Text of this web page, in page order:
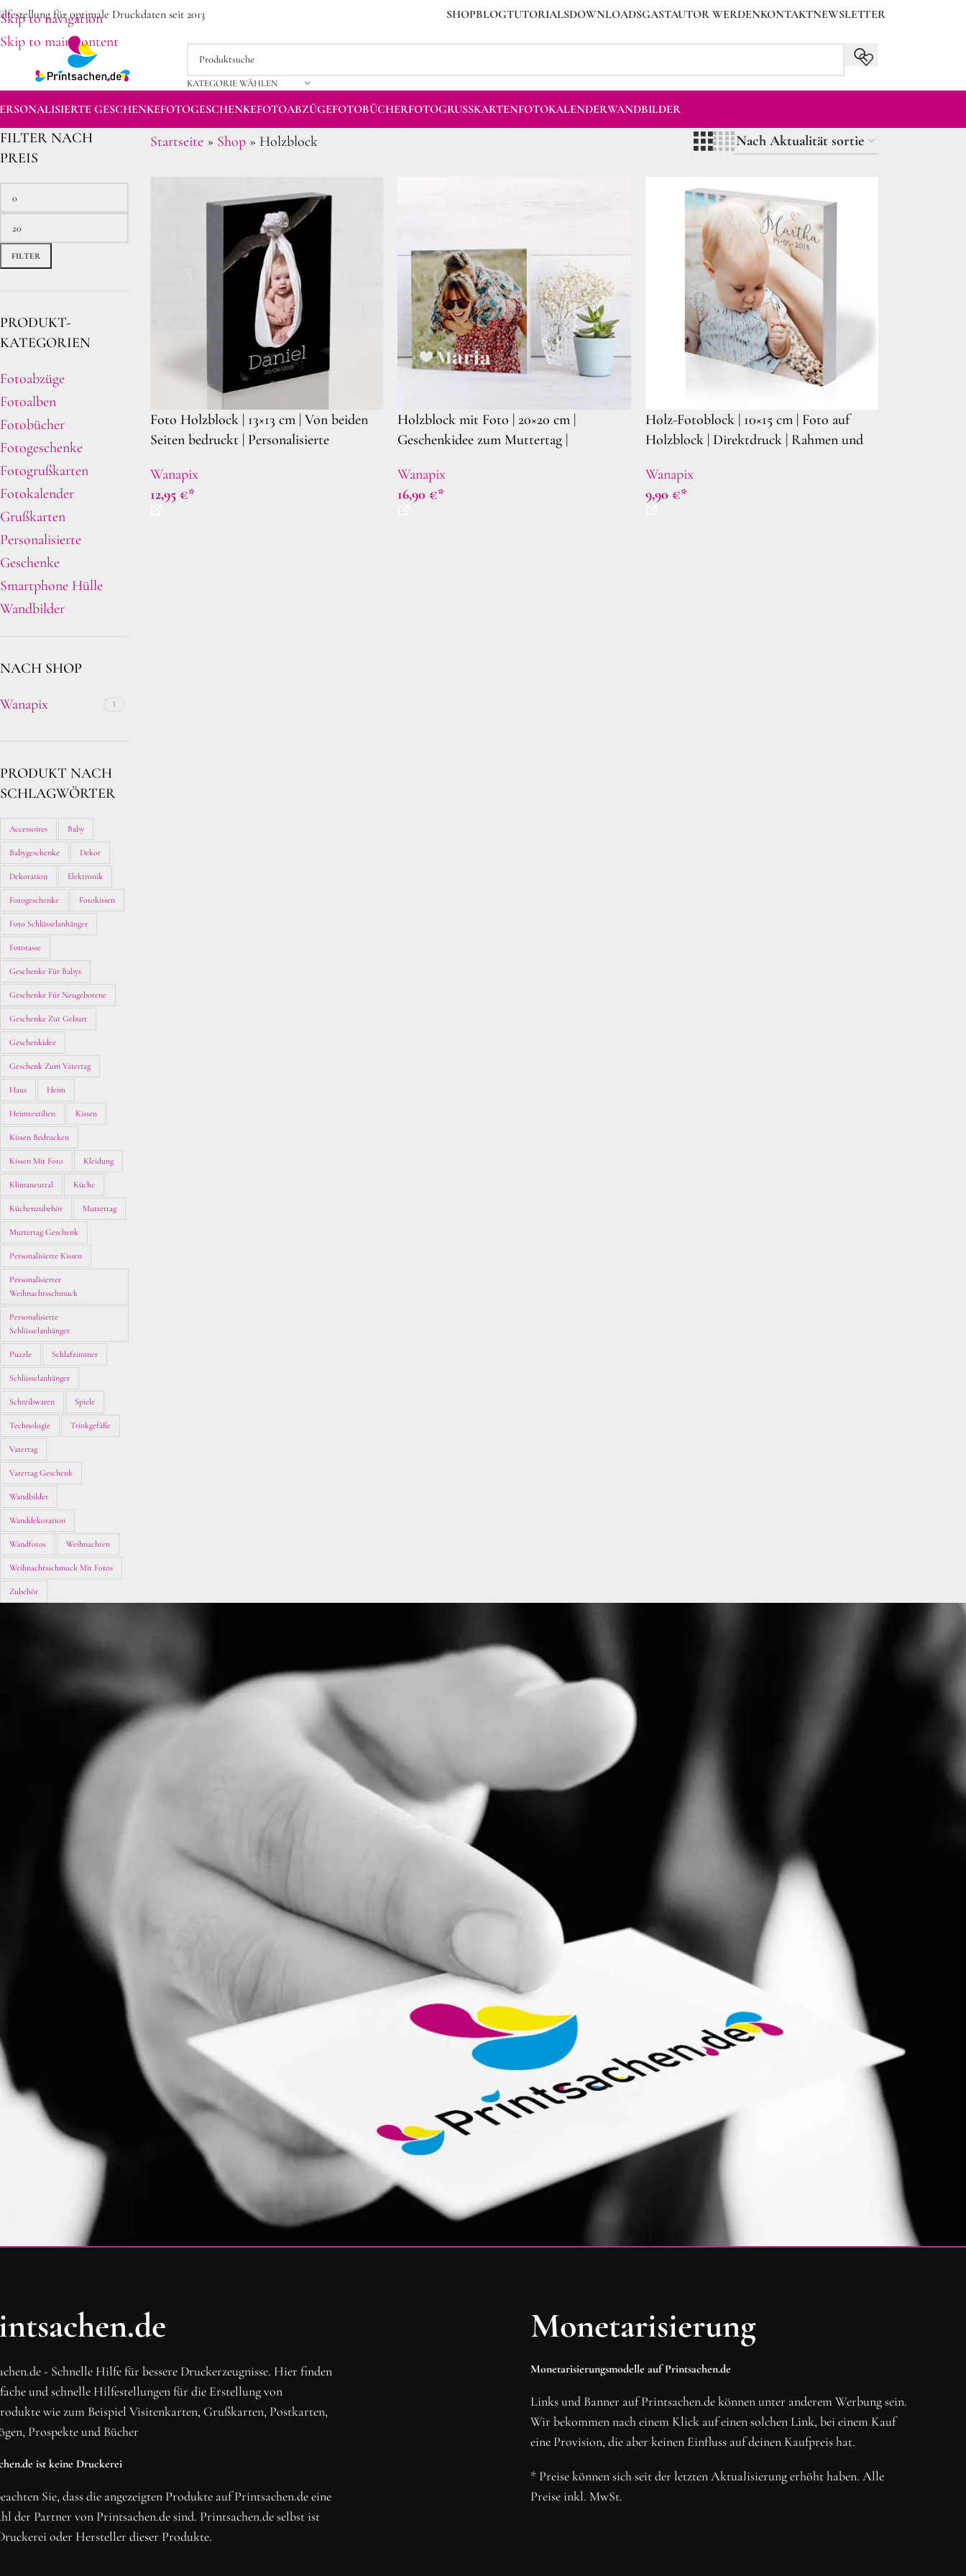
Skip to navigation
Skip to main content
für optimale Druckdaten seit 2013 SHOPBLOGTUTORIALSDOWNLOADSGASTAUTOR WERDENKONTAKTNEWSLETTER
KATEGORIE WÄHLEN
GESCHENKEFOTOGESCHENKEFOTOABZÜGEFOTOBÜCHERFOTOGRUSSKARTEN FOTOKALENDERWANDBILDER
FILTER NACH
PREIS
FILTER
PRODUKT-
KATEGORIEN
Fotoabzüge
Fotoalben
Fotobücher
Fotogeschenke
Fotogrußkarten
Fotokalender
Grußkarten
Personalisierte
Geschenke
Smartphone Hülle
Wandbilder
NACH SHOP
Wanapix 3
PRODUKT NACH
SCHLAGWÖRTER
Accessoires Baby
Babygeschenke Dekor
Dekoration Elektronik
Fotogeschenke Fotokissen
Foto Schlüsselanhänger
Fototasse
Geschenke Für Babys
Geschenke Für Neugeborene
Geschenke Zur Geburt
Geschenkidee
Geschenk Zum Vatertag
Haus Heim
Heimtextilien Kissen
Kissen Bedrucken
Kissen Mit Foto Kleidung
Klimaneutral Küche
Küchenzubehör Muttertag
Muttertag Geschenk
Personalisierte Kissen
Personalisierter
Weihnachtsschmuck
Personalisierte
Schlüsselanhänger
Puzzle Schlafzimmer
Schlüsselanhänger
Schreibwaren Spiele
Technologie Trinkgefäße
Vatertag
Vatertag Geschenk
Wandbilder
Wanddekoration
Wandfotos Weihnachten
Weihnachtsschmuck Mit Fotos
Zubehör
Startseite» Shop» Holzblock
Foto Holzblock | 13×13 cm | Von beiden
Seiten bedruckt | Personalisierte
Geschenkidee
Wanapix
12,95 €
Holzblock mit Foto | 20×20 cm |
Geschenkidee zum Muttertag |
Wanapix
16,90€
Holz-Fotoblock | 10×15 cm | Foto auf
Holzblock | Direktdruck | Rahmen und
Wanapix
9,90 €
BLEIBE MIT UNS IN VERBINDUNG!
Erhalte die neusten Beiträge, sichere dir Top-Angebote und abonniere unseren
NEWSLETTER ABONNIEREN
- Schnelle Hilfe für bessere Druckerzeugnisse. Hier finden
und schnelle Hilfestellungen für die Erstellung von
wie zum Beispiel Visitenkarten, Grußkarten, Postkarten,
Prospekte und Bücher
ist keine Druckerei
Sie, dass die angezeigten Produkte auf Printsachen.de eine
der Partner von Printsachen.de sind. Printsachen.de selbst ist
oder Hersteller dieser Produkte.
Monetarisierung
Monetarisierungsmodelle auf Printsachen.de
Links und Banner auf Printsachen.de können unter anderem Werbung sein.
Wir bekommen nach einem Klick auf einen solchen Link, bei einem Kauf
eine Provision, die aber keinen Einfluss auf deinen Kaufpreis hat.
* Preise können sich seit der letzten Aktualisierung erhöht haben. Alle
Preise inkl. MwSt.